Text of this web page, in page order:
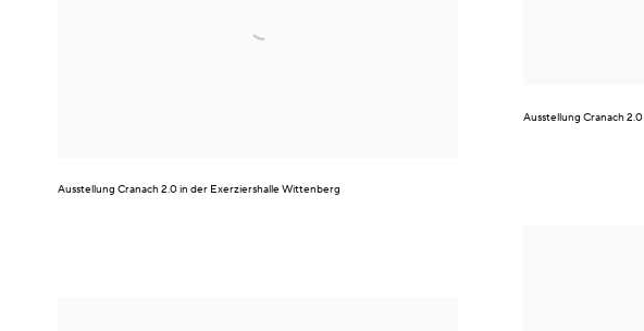
Ausstellung Cranach 2.0in der Exerziershalle Wittenberg
Ausstellung Cranach 2.0